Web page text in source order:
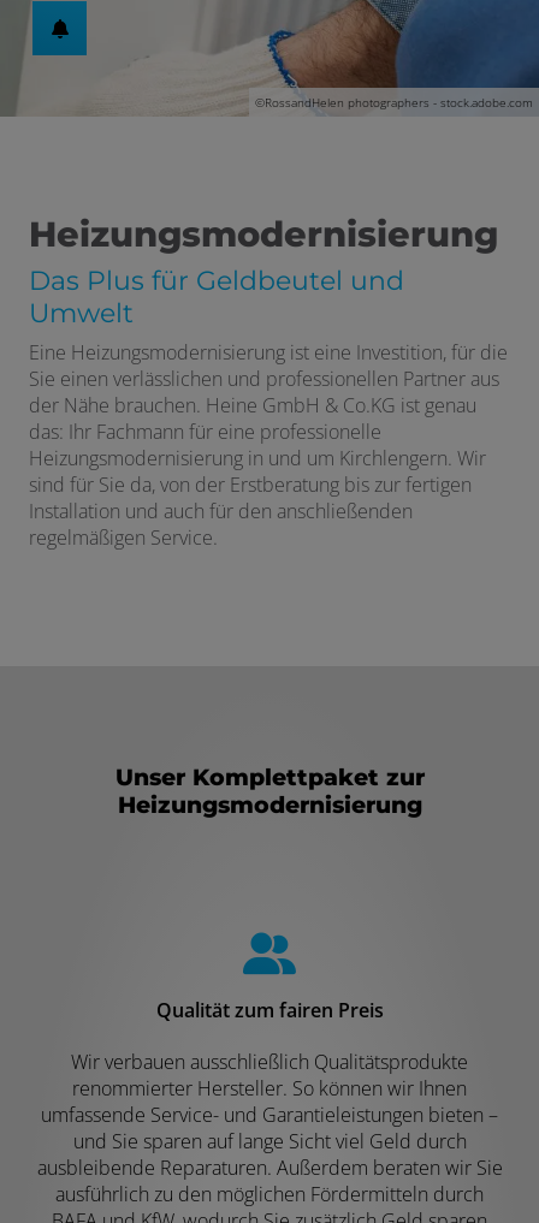
©RossandHelen photographers - stock.adobe.com
Heizungsmodernisierung
Das Plus für Geldbeutel und
Umwelt
Eine Heizungsmodernisierung ist eine Investition, für die
Sie einen verlässlichen und professionellen Partner aus
der Nähe brauchen. Heine GmbH & Co.KG ist genau
das: Ihr Fachmann für eine professionelle
Heizungsmodernisierung in und um Kirchlengern. Wir
sind für Sie da, von der Erstberatung bis zur fertigen
Installation und auch für den anschließenden
regelmäßigen Service.
Unser Komplettpaket zur
Heizungsmodernisierung
Qualität zum fairen Preis
Wir verbauen ausschließlich Qualitätsprodukte
renommierter Hersteller. So können wir Ihnen
umfassende Service- und Garantieleistungen bieten –
und Sie sparen auf lange Sicht viel Geld durch
ausbleibende Reparaturen. Außerdem beraten wir Sie
ausführlich zu den möglichen Fördermitteln durch